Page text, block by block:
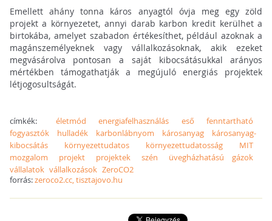
Emellett ahány tonna káros anyagtól óvja meg egy zöld
projekt a környezetet, annyi darab karbon kredit kerülhet a
birtokába, amelyet szabadon értékesíthet, például azoknak a
magánszemélyeknek vagy vállalkozásoknak, akik ezeket
megvásárolva pontosan a saját kibocsátásukkal arányos
mértékben támogathatják a megújuló energiás projektek
létjogosultságát.
címkék: életmód energiafelhasználás eső
fenntartható
fogyasztók
hulladék karbonlábnyom károsanyag
károsanyag-
kibocsátás
környezettudatos környezettudatosság
MIT
mozgalom
projekt projektek szén
üvegházhatású gázok
vállalatok vállalkozások ZeroCO2
forrás:zeroco2.cc, tisztajovo.hu